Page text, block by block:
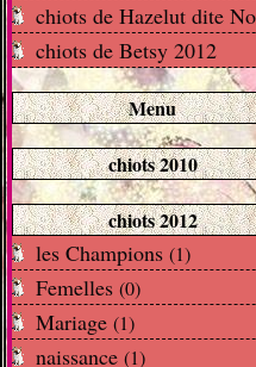
chiots de Hazelut dite
chiots de Betsy 2012
Menu
chiots 2010
chiots 2012
les Champions (1)
Femelles (0)
Mariage (1)
naissance (1)